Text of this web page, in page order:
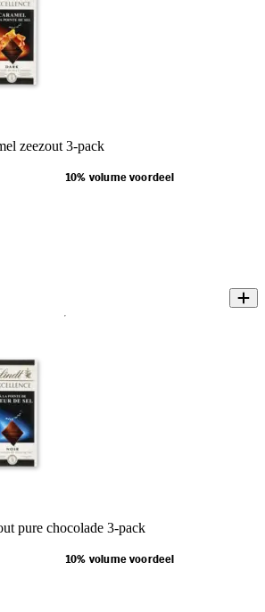
zeezout 3-pack
10% volume voordeel
pure chocolade 3-pack
10% volume voordeel